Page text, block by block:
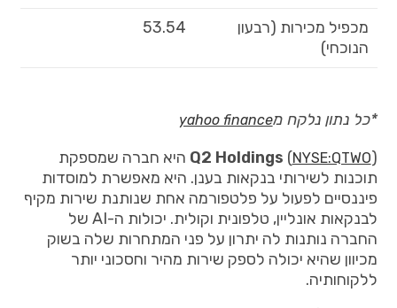
מכפיל מכירות (רבעון
הנוכחי)
53.54
*כל נתון נלקח מyahoo finance
(
NYSE:QTWO
)
Q2 Holdings היא חברה שמספקת
תוכנות לשירותי בנקאות בענן. היא מאפשרת למוסדות
פיננסיים לפעול על פלטפורמה אחת שנותנת שירות מקיף
לבנקאות אונליין, טלפונית וקולית. יכולות ה-AI של
החברה נותנות לה יתרון על פני המתחרות שלה בשוק
מכיוון שהיא יכולה לספק שירות מהיר וחסכוני יותר
ללקוחותיה.